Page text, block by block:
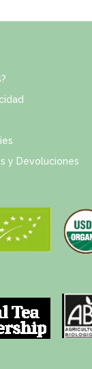
y Devoluciones